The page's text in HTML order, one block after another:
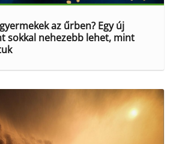
az űrben? Egy új
sokkal nehezebb lehet, mint